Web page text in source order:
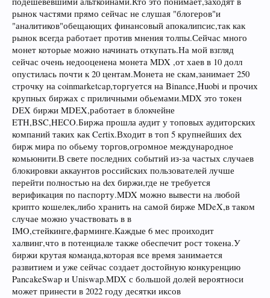
рынок частями прямо сейчас не слушая "блогеров"и
"аналитиков"обещающих финансовый апокалипсис,так как
рынок всегда работает против мнения толпы.Сейчас много
монет которые можно начинать откупать.На мой взгляд
сейчас очень недооценена монета MDX ,от хаев в 10 долл
опустилась почти к 20 центам.Монета не скам,занимает 250
строчку на coinmarketcap,торгуется на Binance,Huobi и прочих
крупных биржах с приличными обьемами.MDX это токен
DEX биржи MDEX,работает в блокчейне
ETH,BSC,HECO.Биржа прошла аудит у топовых аудиторских
компаний таких как Certix.Входит в топ 5 крупнейших dex
бирж мира по обьему торгов,огромное международное
комьюнити.В свете последних событий из-за частых случаев
блокировки аккаунтов российских пользователей лучше
перейти полностью на dex биржи,где не требуется
верификация по паспорту.MDX можно вывести на любой
крипто кошелек,либо хранить на самой бирже MDeX,в таком
случае можно участвовать в в
IMO,стейкинге,фарминге.Каждые 6 мес проиходит
халвинг,что в потенциале также обеспечит рост токена.У
биржи крутая команда,которая все время занимается
развитием и уже сейчас создает достойную конкуренцию
PancakeSwap и Uniswap.MDX с большой долей вероятноси
может принести в 2022 году десятки иксов